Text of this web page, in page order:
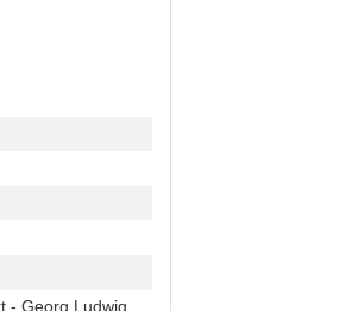
- Georg Ludwig